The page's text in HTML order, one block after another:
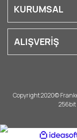
KURUMSAL
ALIŞVERİŞ
Copyright 2020©
256bit